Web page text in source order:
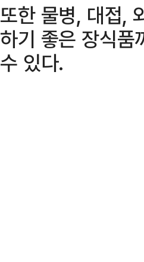
또한 물병, 대접,
하기 좋은 장식
수 있다.